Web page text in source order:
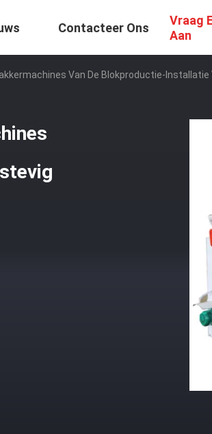
Contacteer Ons
Vraag
Aan
Van De Blokproductie-Installatie